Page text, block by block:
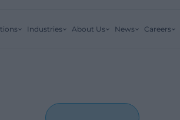
Industries About Us News Careers